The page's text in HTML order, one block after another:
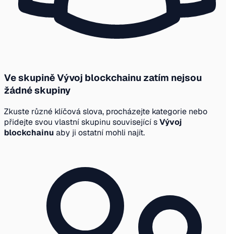
Ve skupině Vývoj blockchainu zatím nejsou
žádné skupiny
Zkuste různé klíčová slova, procházejte kategorie nebo
přidejte svou vlastní skupinu související sVývoj
blockchainu aby ji ostatní mohli najít.